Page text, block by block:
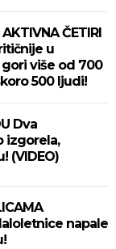
ČETIRI
u
više od 700
500 ljudi!
Dva
izgorela,
(VIDEO)
napale